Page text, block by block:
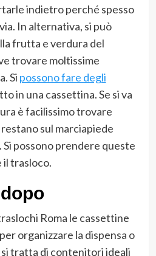
indietro perché spesso
In alternativa, si può
frutta e verdura del
trovare moltissime
Si possono fare degli
in una cassettina. Se si va
è facilissimo trovare
sul marciapiede
possono prendere queste
il trasloco.
Roma le cassettine
organizzare la dispensa o
tratta di contenitori ideali